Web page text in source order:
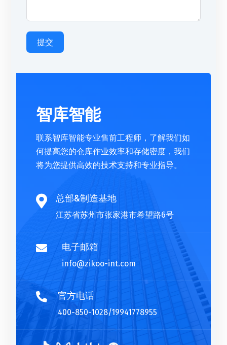
提交
智库智能
联系智库智能专业售前工程师，了解我们如
何提高您的仓库作业效率和存储密度，我们
将为您提供高效的技术支持和专业指导。
 总部&制造基地
江苏省苏州市张家港市希望路6号
 电子邮箱
info@zikoo-int.com
 官方电话
400-850-1028/19941778955